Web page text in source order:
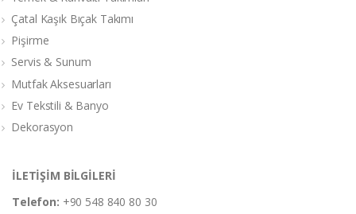
Çatal Kaşık Bıçak Takımı
Pişirme
Servis & Sunum
Mutfak Aksesuarları
Ev Tekstili & Banyo
Dekorasyon
İLETİŞİM BİLGİLERİ
Telefon: +90 548 840 80 30